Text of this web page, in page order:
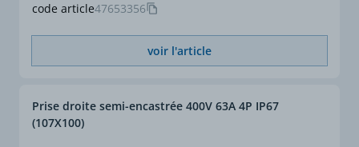
code article47653356
voir l'article
Prise droite semi-encastrée 400V 63A 4P IP67
(107X100)